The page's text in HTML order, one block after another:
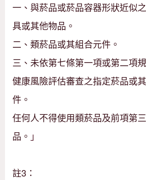
一、與菸品或菸品容器形狀近似
具或其他物品。
二、類菸品或其組合元件。
三、未依第七條第一項或第二項
健康風險評估審查之指定菸品或
件。
任何人不得使用類菸品及前項第
品。 」
註3：